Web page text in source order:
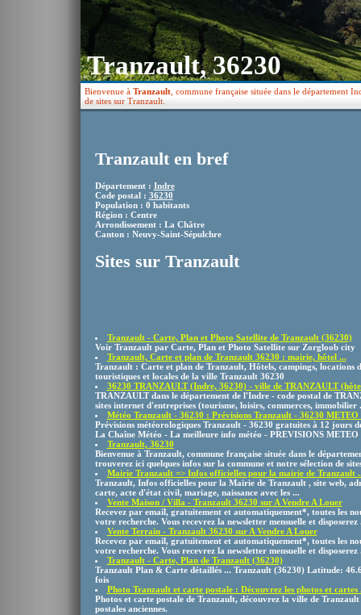
Tranzault, 36230
Bienvenue à Tranzault , commune française située dans le département
de sites sur Tranzault.
Tranzault en bref
Département : Indre
Code postal : 36230
Population : 0 habitants
Région : Centre
Arrondissement : La Châtre
Canton : Neuvy-Saint-Sépulchre
Sites sur Tranzault
Tranzault - Carte, Plan et Photo Satellite de Tranzault (36230)
Voir Tranzault par Carte, Plan et Photo Satellite sur Zorgloob city
Tranzault, Carte et plan de Tranzault 36230 : mairie, hôtel ...
Tranzault : Carte et plan de Tranzault, Hôtels, campings, locations
touristiques et locales de la ville Tranzault 36230
36230 TRANZAULT (Indre, 36230) - ville de TRANZAULT
TRANZAULT dans le département de l'Indre - code postal de
sites internet d'entreprises (tourisme, loisirs, commerces, immobilier
Météo Tranzault - 36230 : Prévisions Tranzault - 36230 METEO
Prévisions météorologiques Tranzault - 36230 gratuites à 12 jours
La Chaîne Météo - La meilleure info météo - PREVISIONS METEO
Tranzault, 36230
Bienvenue à Tranzault, commune française située dans le
trouverez ici quelques infos sur la commune et notre sélection de
Mairie Tranzault => Infos officielles pour la mairie de Tranzault
Tranzault, Infos officielles pour la Mairie de Tranzault , site web,
carte, acte d'état civil, mariage, naissance avec les ...
Vente Maison / Villa - Tranzault 36230 sur A Vendre A Louer
Recevez par email, gratuitement et automatiquement*, toutes les
votre recherche. Vous recevrez la newsletter mensuelle et disposerez
Vente Terrain - Tranzault 36230 sur A Vendre A Louer
Recevez par email, gratuitement et automatiquement*, toutes les
votre recherche. Vous recevrez la newsletter mensuelle et disposerez
Tranzault - Carte, Plan de Tranzault (36230)
Tranzault Plan & Carte détaillés ... Tranzault (36230) Latitude:
fois
Photo Tranzault et carte postale : Découvrez les photos et cartes
Photos et carte postale de Tranzault, découvrez la ville de
postales anciennes.